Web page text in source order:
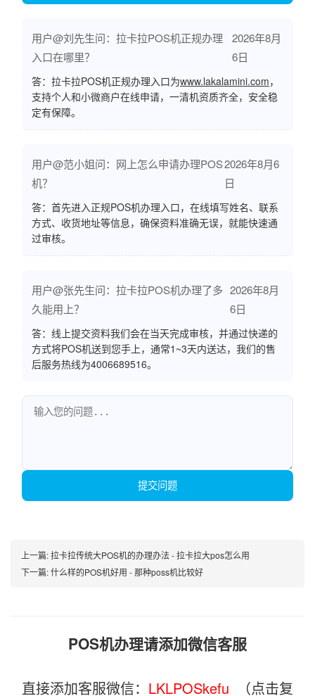
用户@刘先生问：拉卡拉POS机正规办理
入口在哪里？
2026年8月
6日
答：拉卡拉POS机正规办理入口为www.lakalamini.com，
支持个人和小微商户在线申请，一清机资质齐全，安全稳
定有保障。
用户@范小姐问：网上怎么申请办理POS
机？
2026年8月6
日
答：首先进入正规POS机办理入口，在线填写姓名、联系
方式、收货地址等信息，确保资料准确无误，就能快速通
过审核。
用户@张先生问：拉卡拉POS机办理了多
久能用上？
2026年8月
6日
答：线上提交资料我们会在当天完成审核，并通过快递的
方式将POS机送到您手上，通常1~3天内送达，我们的售
后服务热线为4006689516。
提交问题
上一篇:拉卡拉传统大POS机的办理办法 - 拉卡拉大pos怎么用
下一篇:什么样的POS机好用 - 那种poss机比较好
POS机办理请添加微信客服
直接添加客服微信： LKLPOSkefu_ （点击复